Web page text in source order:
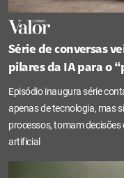
Série de conversas
pilares da IA para o
Episódio inaugura série
apenas de tecnologia, mas
processos, tomam decisões
artificial